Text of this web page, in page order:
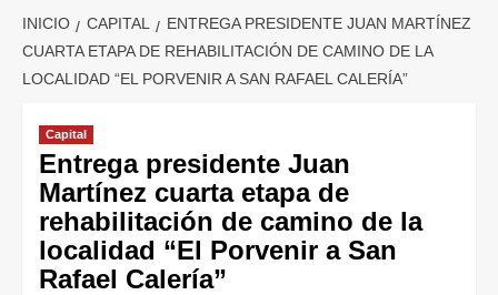
INICIO CAPITAL
ENTREGA PRESIDENTE JUAN MARTÍNEZ
CUARTA ETAPA DE REHABILITACIÓN DE CAMINO DE LA
LOCALIDAD “EL PORVENIR A SAN RAFAEL CALERÍA”
Capital
Entrega presidente Juan
Martínez cuarta etapa de
rehabilitación de camino de la
localidad “El Porvenir a San
Rafael Calería”